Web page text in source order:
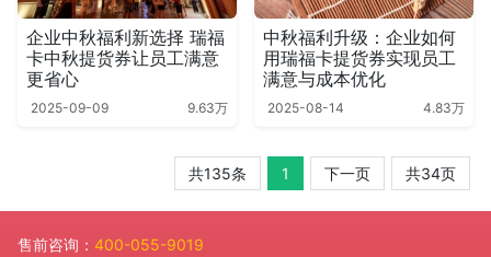
企业中秋福利新选择 瑞福
卡中秋提货券让员工满意
更省心
2025-09-09 9.63万
中秋福利升级：企业如何
用瑞福卡提货券实现员工
满意与成本优化
2025-08-14 4.83万
共135条 1 下一页 共34页
售前咨询： 400-055-9019